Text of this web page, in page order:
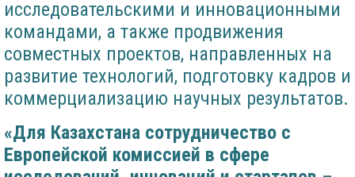
исследовательскими и инновационными
командами, а также продвижения
совместных проектов, направленных на
развитие технологий, подготовку кадров и
коммерциализацию научных результатов.
«Для Казахстана сотрудничество с
Европейской комиссией в сфере